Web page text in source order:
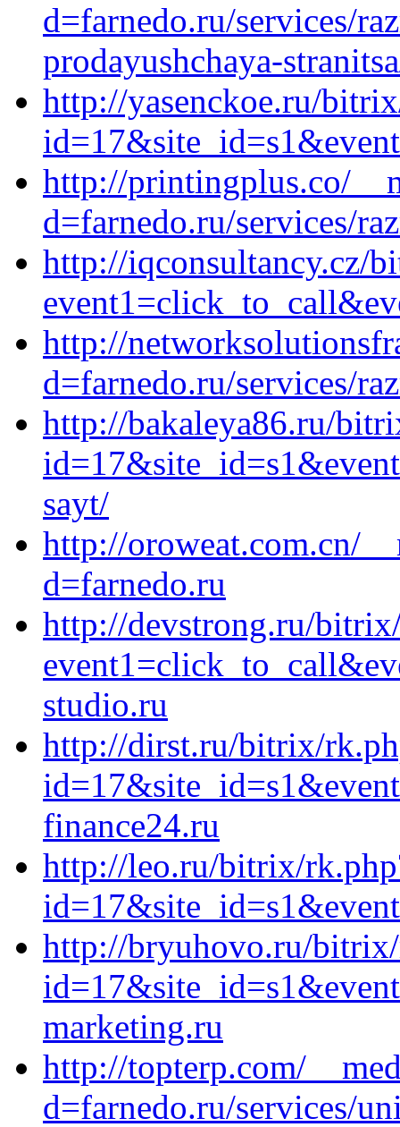
d=farnedo.ru/services/
prodayushchaya-
http://yasenckoe.ru/
http://printingplus.co/
d=farnedo.ru/services/
http://iqconsultancy.cz/
http://
d=farnedo.ru/services/
http://bakaleya86.ru/
sayt/
http://oroweat.com.cn/
d=farnedo.ru
http://devstrong.ru/
studio.ru
http://dirst.ru/bitrix/
finance24.ru
http://leo.ru/bitrix/
http://bryuhovo.ru/
marketing.ru
http://topterp.com/
d=farnedo.ru/services/